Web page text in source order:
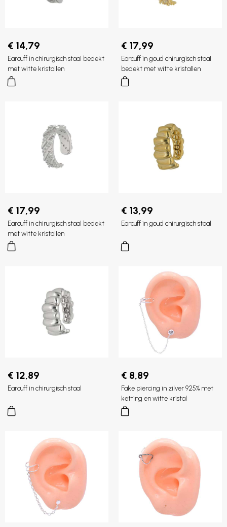
€ 14,79
Earcuff in chirurgisch staal bedekt
met witte kristallen
€ 17,99
Earcuff in goud chirurgisch staal
bedekt met witte kristallen
€ 17,99
Earcuff in chirurgisch staal bedekt
met witte kristallen
€ 13,99
Earcuff in goud chirurgisch staal
€ 12,89
Earcuff in chirurgisch staal
€ 8,89
Fake piercing in zilver 925% met
ketting en witte kristal